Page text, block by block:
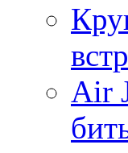
Air